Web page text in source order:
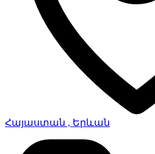
Հայաստան , Երևան